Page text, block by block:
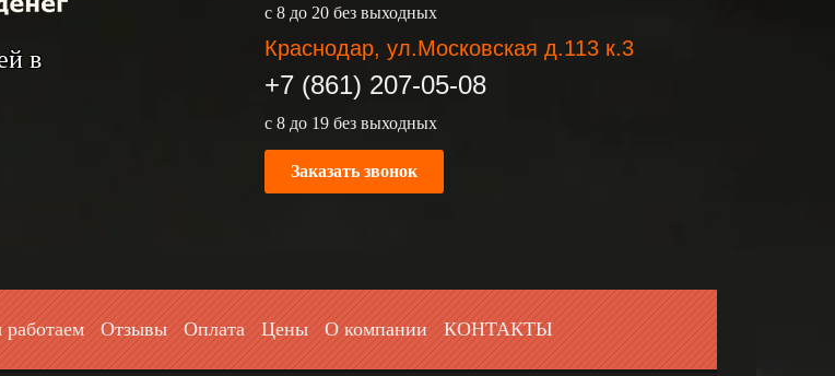
в
с 8 до 20 без выходных
Краснодар, ул.Московская д.113 к.3
+7 (861) 207-05-08
с 8 до 19 без выходных
Заказать звонок
Отзывы Оплата Цены О компании КОНТАКТЫ